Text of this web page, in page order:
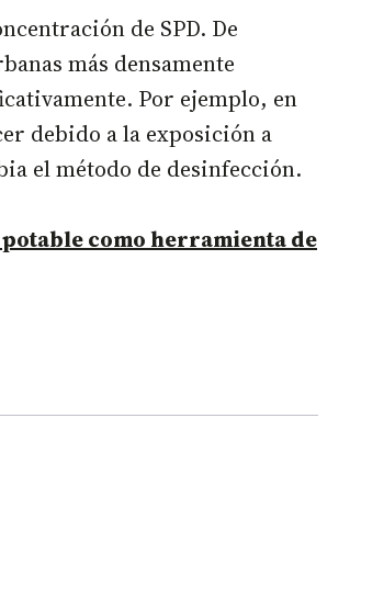
de SPD. De
más densamente
Por ejemplo, en
debido a la exposición a
el método de desinfección.
como herramienta de